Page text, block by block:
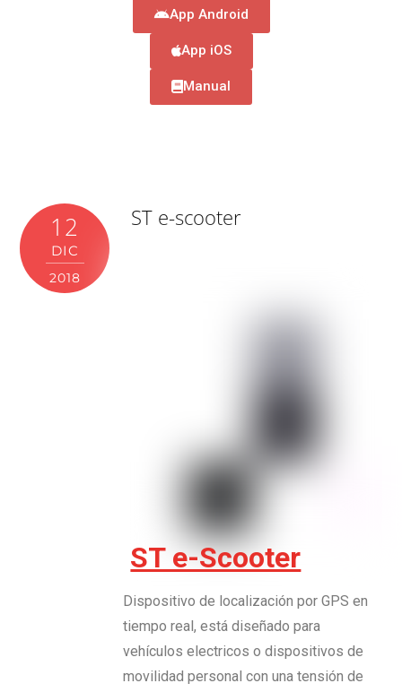
App Android
App iOS
Manual
12
DIC
2018
ST e-scooter
ST e-Scooter
Dispositivo de localización por GPS en
tiempo real, está diseñado para
vehículos electricos o dispositivos de
movilidad personal con una tensión de